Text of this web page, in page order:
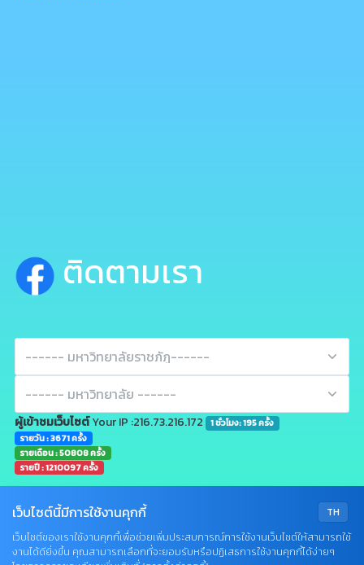
ติดตามเรา
ผู้เข้าชมเว็บไซต์Your IP :216.73.216.172
1 ชั่วโมง: 195 ครั้ง
รายวัน : 3671 ครั้ง
รายเดือน : 50808 ครั้ง
รายปี : 1210097 ครั้ง
TH
เว็บไซต์นี้มีการใช้งานคุกกี้
เว็บไซต์ของเราใช้งานคุกกี้เพื่อช่วยเพิ่มประสบการณ์การใช้งานเว็บไซต์ให้สามารถใช้
งานได้ดียิ่งขึ้น คุณสามารถเลือกที่จะยอมรับหรือปฏิเสธการใช้งานคุกกี้ได้ง่ายๆ